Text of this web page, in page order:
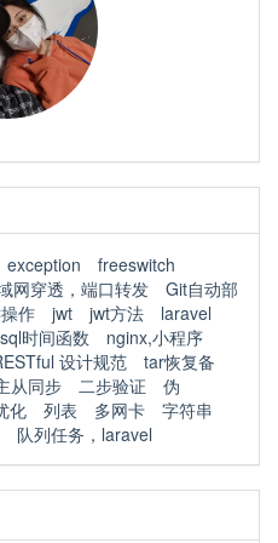
exception
freeswitch
网穿透，端口转发
Git自动部
作 jwt jwt方法
laravel
时间函数
nginx,小程序
设计规范
tar恢复备
从同步 二步验证
伪
化 列表 多网卡
字符串
队列任务，laravel